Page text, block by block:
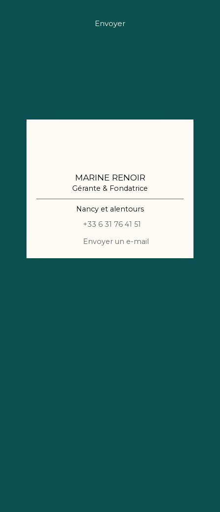
Envoyer
MARINE RENOIR
Gérante & Fondatrice
Nancy et alentours
+33 6 31 76 41 51
Envoyer un e-mail